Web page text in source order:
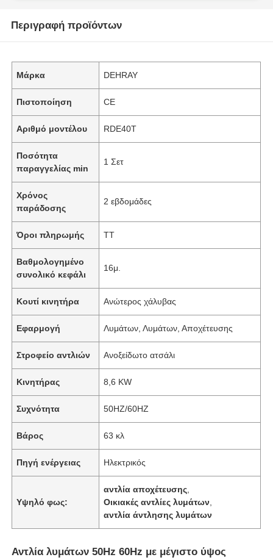
Περιγραφή προϊόντων
Μάρκα DEHRAY
Πιστοποίηση CE
Αριθμό μοντέλου RDE40T
Ποσότητα
παραγγελίας min
1 Σετ
Χρόνος
παράδοσης
2 εβδομάδες
Όροι πληρωμής TT
Βαθμολογημένο
συνολικό κεφάλι
16μ.
Κουτί κινητήρα Ανώτερος χάλυβας
Εφαρμογή Λυμάτων, Λυμάτων, Αποχέτευσης
Στροφείο αντλιών Ανοξείδωτο ατσάλι
Κινητήρας 8,6 KW
Συχνότητα 50HZ/60HZ
Βάρος 63 κλ
Πηγή ενέργειας Ηλεκτρικός
Υψηλό φως:
αντλία αποχέτευσης
Οικιακές αντλίες λυμάτων
αντλία άντλησης λυμάτων
Αντλία λυμάτων 50Hz 60Hz με μέγιστο ύψος